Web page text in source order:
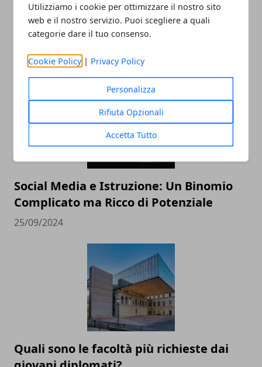
Utilizziamo i cookie per ottimizzare il nostro sito
web e il nostro servizio. Puoi scegliere a quali
categorie dare il tuo consenso.
Cookie Policy | Privacy Policy
Personalizza
Rifiuta Opzionali
Accetta Tutto
ARTICOLI CORRELATI
Social Media e Istruzione: Un Binomio
Complicato ma Ricco di Potenziale
25/09/2024
Quali sono le facoltà più richieste dai